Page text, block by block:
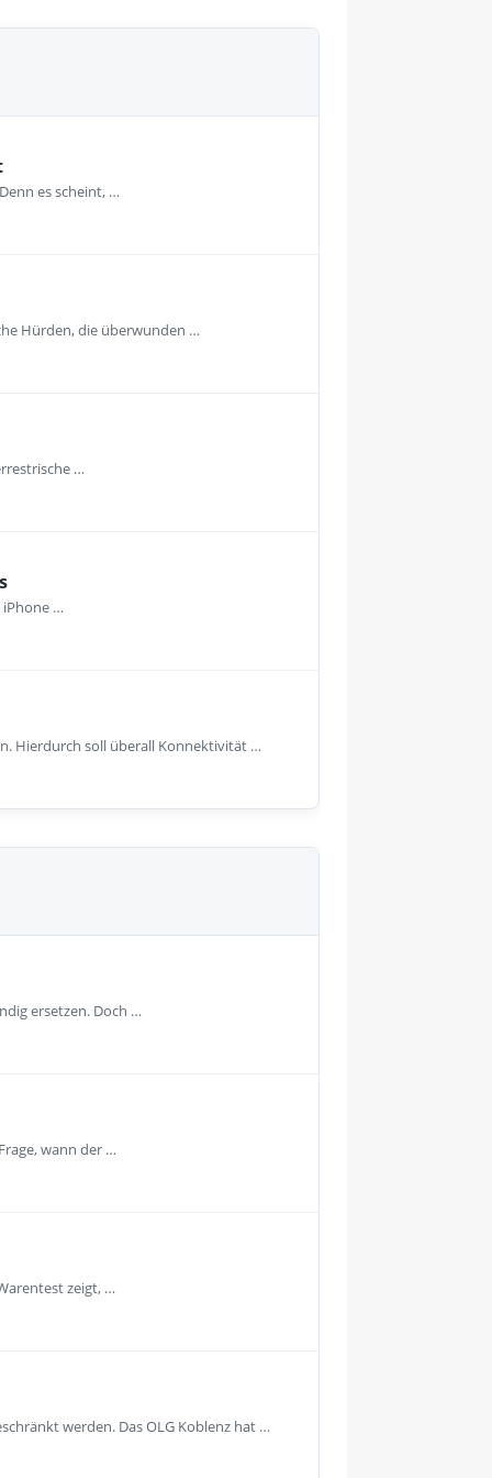
es scheint, …
Hürden, die überwunden …
…
iPhone …
Hierdurch soll überall Konnektivität …
ersetzen. Doch …
wann der …
zeigt, …
werden. Das OLG Koblenz hat …